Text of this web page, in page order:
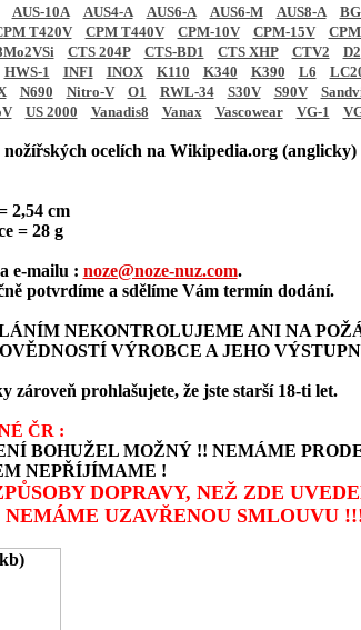
AUS-10A AUS4-A AUS6-A AUS6-M AUS8-A
T420V CPM T440V CPM-10V CPM-15V
CTS 204P CTS-BD1 CTS XHP CTV2 D2
HWS-1 INFI INOX K110 K340 K390 L6
N690 Nitro-V O1 RWL-34 S30V S90V
US 2000 Vanadis8 Vanax Vascowear VG-1
nožířských ocelích na Wikipedia.org (anglicky)
2,54 cm
= 28 g
e-mailu : noze@noze-nuz.com.
potvrdíme a sdělíme Vám termín dodání.
NEKONTROLUJEME ANI NA
VÝROBCE A JEHO
zároveň prohlašujete, že jste starší 18-ti let.
ČR :
BOHUŽEL MOŽNÝ !! NEMÁME
NEPŘÍJÍMAME !
DOPRAVY, NEŽ ZDE
NEMÁME UZAVŘENOU SMLOUVU